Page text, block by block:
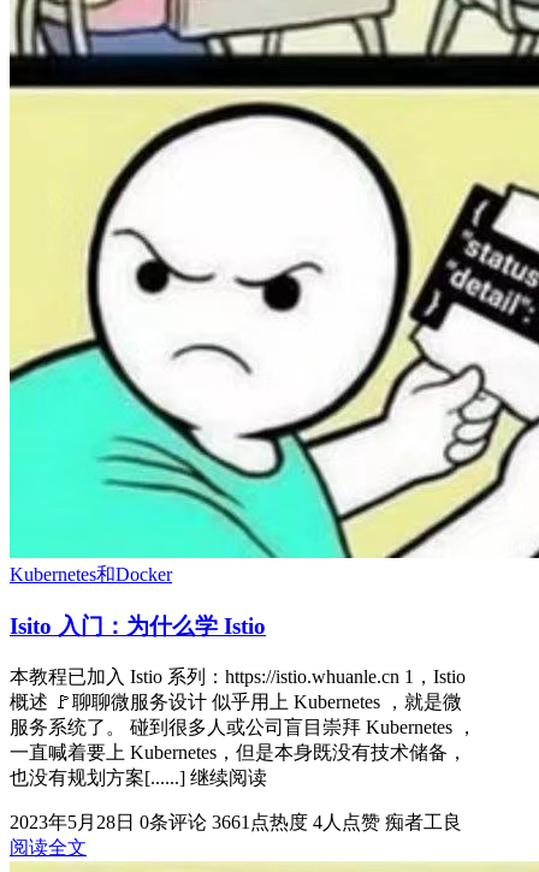
Kubernetes和Docker
Isito 入门：为什么学 Istio
本教程已加入 Istio 系列：https://istio.whuanle.cn 1，Istio
概述 🚩聊聊微服务设计 似乎用上 Kubernetes ，就是微
服务系统了。 碰到很多人或公司盲目崇拜 Kubernetes ，
一直喊着要上 Kubernetes，但是本身既没有技术储备，
也没有规划方案[......] 继续阅读
2023年5月28日 0条评论 3661点热度 4人点赞 痴者工良
阅读全文